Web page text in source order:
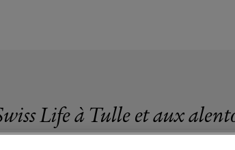
Life à Tulle et aux